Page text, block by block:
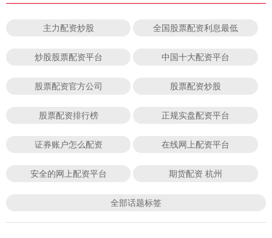
主力配资炒股 全国股票配资利息最低
炒股股票配资平台 中国十大配资平台
股票配资官方公司 股票配资炒股
股票配资排行榜 正规实盘配资平台
证券账户怎么配资 在线网上配资平台
安全的网上配资平台 期货配资 杭州
全部话题标签